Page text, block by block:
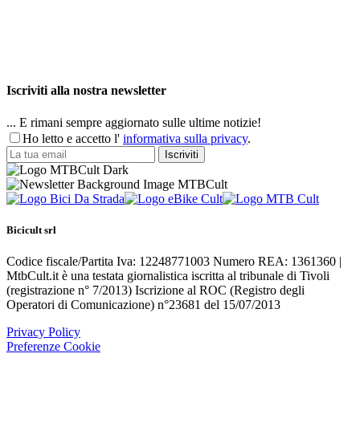
Iscriviti alla nostra newsletter
... E rimani sempre aggiornato sulle ultime notizie!
Ho letto e accetto l' informativa sulla privacy.
Bicicult srl
Codice fiscale/Partita Iva: 12248771003 Numero REA: 1361360 |
MtbCult.it è una testata giornalistica iscritta al tribunale di Tivoli
(registrazione n° 7/2013) Iscrizione al ROC (Registro degli
Operatori di Comunicazione) n°23681 del 15/07/2013
Privacy Policy
Preferenze Cookie